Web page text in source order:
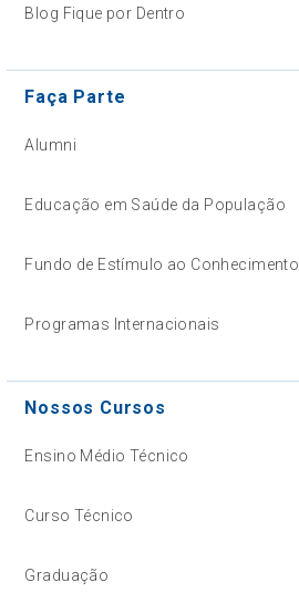
Blog Fique por Dentro
Faça Parte
Alumni
Educação em Saúde da População
Fundo de Estímulo ao Conhecimento
Programas Internacionais
Nossos Cursos
Ensino Médio Técnico
Curso Técnico
Graduação